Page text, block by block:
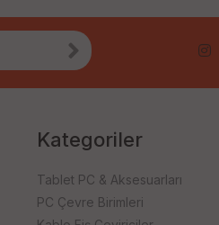
Kategoriler
Tablet PC & Aksesuarları
PC Çevre Birimleri